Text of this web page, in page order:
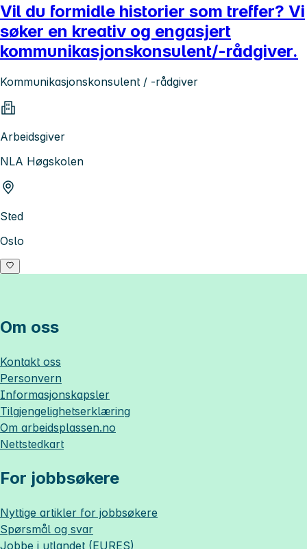
Vil du formidle historier som treffer? Vi
søker en kreativ og engasjert
kommunikasjonskonsulent/-rådgiver.
Kommunikasjonskonsulent / ‑rådgiver
Arbeidsgiver
NLA Høgskolen
Sted
Oslo
Om oss
Kontakt oss
Personvern
Informasjonskapsler
Tilgjengelighetserklæring
Om arbeidsplassen.no
Nettstedkart
For jobbsøkere
Nyttige artikler for jobbsøkere
Spørsmål og svar
Jobbe i utlandet (EURES)